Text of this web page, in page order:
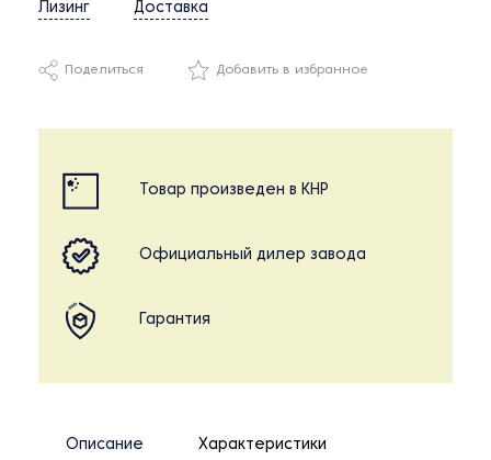
Лизинг Доставка
Поделиться Добавить в избранное
Товар произведен в КНР
Официальный дилер завода
Гарантия
Описание Характеристики